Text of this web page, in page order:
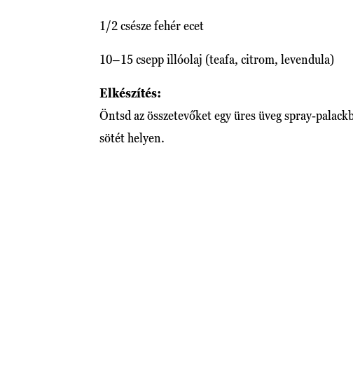
1/2 csésze fehér ecet
10–15 csepp illóolaj (teafa, citrom, levendula)
Elkészítés:
Öntsd az összetevőket egy üres üveg spray-
sötét helyen.